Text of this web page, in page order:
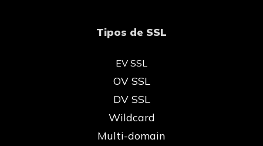
Tipos de SSL
EV SSL
OV SSL
DV SSL
Wildcard
Multi-domain